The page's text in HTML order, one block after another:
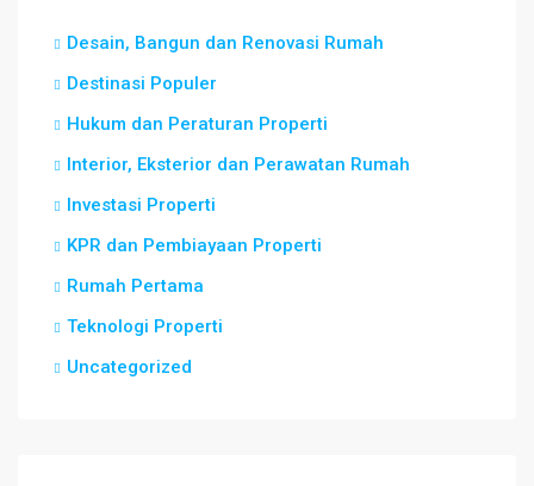
Desain, Bangun dan Renovasi Rumah
Destinasi Populer
Hukum dan Peraturan Properti
Interior, Eksterior dan Perawatan Rumah
Investasi Properti
KPR dan Pembiayaan Properti
Rumah Pertama
Teknologi Properti
Uncategorized